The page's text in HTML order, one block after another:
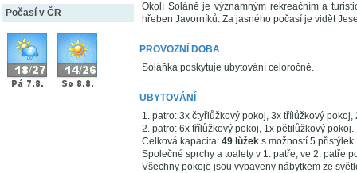
Počasí v ČR
Okolí Soláně je významným rekreačním a
hřeben Javorníků. Za jasného počasí je vidět
PROVOZNÍ DOBA
Soláňka poskytuje ubytování celoročně.
UBYTOVÁNÍ
1. patro: 3x čtyřlůžkový pokoj, 3x třílůžkový
2. patro: 6x třílůžkový pokoj, 1x pětilůžkový pokoj.
Celková kapacita: 49 lůžek s možností 5 přistýlek.
Společné sprchy a toalety v 1. patře, ve 2. patře
Všechny pokoje jsou vybaveny nábytkem ze